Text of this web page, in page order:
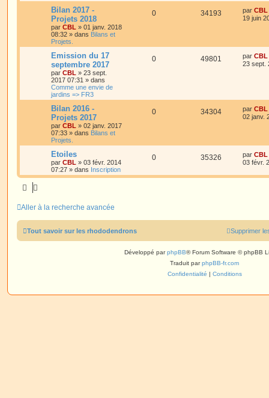
Bilan 2017 -
Projets 2018
par CBL » 01 janv. 2018
08:32 » dans Bilans et
Projets.
0 34193 par CBL
19 juin
Emission du 17
septembre 2017
par CBL » 23 sept.
2017 07:31 » dans
Comme une envie de
jardins => FR3
0 49801 par CBL
23 sept.
Bilan 2016 -
Projets 2017
par CBL » 02 janv. 2017
07:33 » dans Bilans et
Projets.
0 34304 par CBL
02 janv.
Etoiles
par CBL » 03 févr. 2014
07:27 » dans Inscription
0 35326 par CBL
03 févr.
Aller à la recherche avancée
Tout savoir sur les rhododendrons Supprimer
Développé parphpBB® Forum Software © phpBB
Traduit parphpBB-fr.com
Confidentialité | Conditions